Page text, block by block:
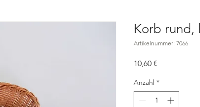
Korb rund,
Artikelnummer: 7066
10,60 €
Anzahl *